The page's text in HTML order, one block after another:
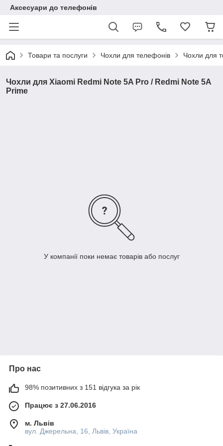
Аксесуари до телефонів
Товари та послуги Чохли для телефонів Чохли для
Чохли для Xiaomi Redmi Note 5A Pro / Redmi Note 5A
Prime
У компанії поки немає товарів або послуг
Про нас
98% позитивних з 151 відгука за рік
Працює з 27.06.2016
м. Львів
вул. Джерельна, 16, Львів, Україна